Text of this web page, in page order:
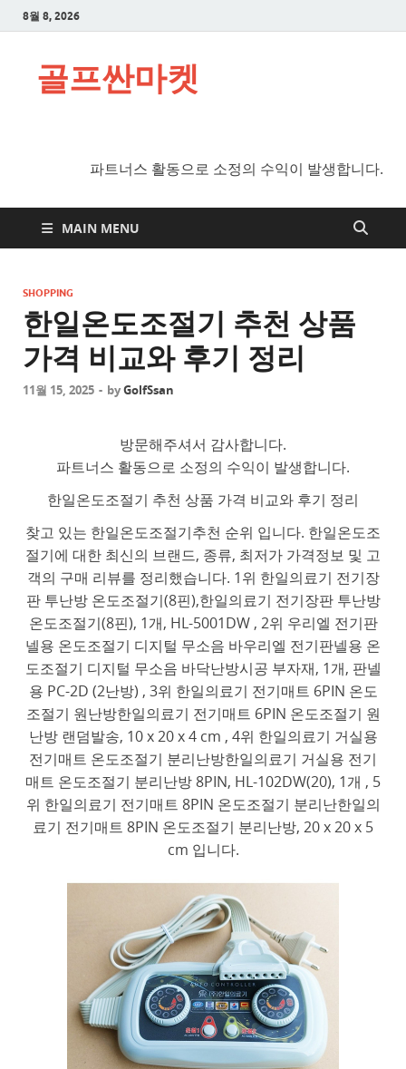
8월 8, 2026
골프싼마켓
파트너스 활동으로 소정의 수익이 발생합니다.
MAIN MENU
SHOPPING
한일온도조절기 추천 상품
가격 비교와 후기 정리
11월 15, 2025 - byGolfSsan
방문해주셔서 감사합니다.
파트너스 활동으로 소정의 수익이 발생합니다.
한일온도조절기 추천 상품 가격 비교와 후기 정리
찾고 있는 한일온도조절기추천 순위 입니다. 한일온도조
절기에 대한 최신의 브랜드, 종류, 최저가 가격정보 및 고
객의 구매 리뷰를 정리했습니다. 1위 한일의료기 전기장
판 투난방 온도조절기(8핀),한일의료기 전기장판 투난방
온도조절기(8핀), 1개, HL-5001DW , 2위 우리엘 전기판
넬용 온도조절기 디지털 무소음 바우리엘 전기판넬용 온
도조절기 디지털 무소음 바닥난방시공 부자재, 1개, 판넬
용 PC-2D (2난방) , 3위 한일의료기 전기매트 6PIN 온도
조절기 원난방한일의료기 전기매트 6PIN 온도조절기 원
난방 랜덤발송, 10 x 20 x 4 cm , 4위 한일의료기 거실용
전기매트 온도조절기 분리난방한일의료기 거실용 전기
매트 온도조절기 분리난방 8PIN, HL-102DW(20), 1개 , 5
위 한일의료기 전기매트 8PIN 온도조절기 분리난한일의
료기 전기매트 8PIN 온도조절기 분리난방, 20 x 20 x 5
cm 입니다.